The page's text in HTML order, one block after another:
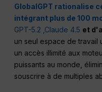
GlobalGPT rationalise
intégrant plus de 100
GPT-5.2 ,Claude 4.5 et
un seul espace de travail
un accès illimité aux
puissants au monde,
souscrire à de multiples